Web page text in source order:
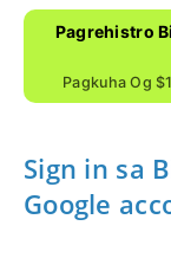
Pagrehistro
Pagkuha Og
Sign in sa
Google